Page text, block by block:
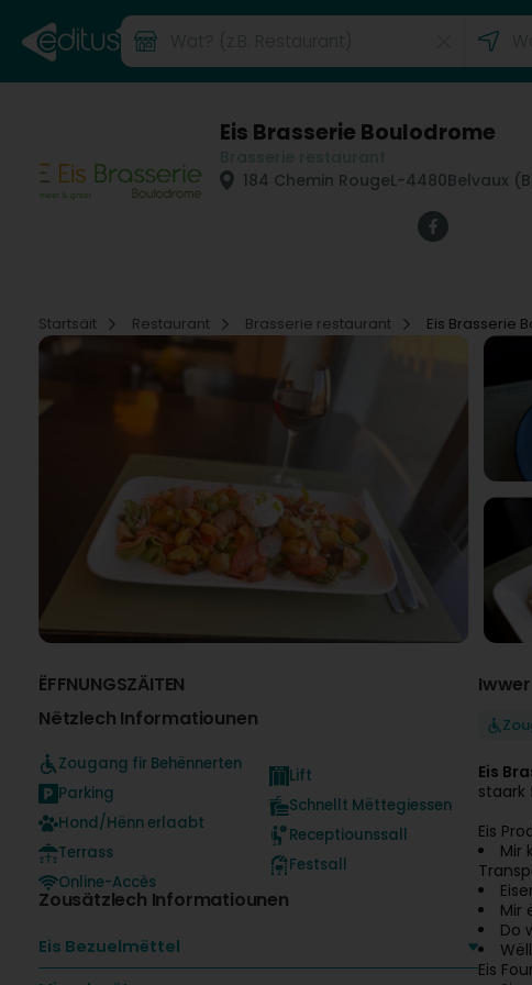
Eis Brasserie Boulodrome
184 Chemin RougeL-4480Belvaux
Startsäit
Restaurant Brasserie restaurant Eis Brasserie
ËFFNUNGSZÄITEN
Nëtzlech Informatiounen
Zougang fir Behënnerten
Parking
Hond/Hënn erlaabt
Terrass
Online-Accès
Lift
Schnellt Mëttegiessen
Receptiounssall
Festsall
Zousätzlech Informatiounen
Eis Bezuelmëttel
Eis
staark
Eis
Mir
Mir
Do
Eis